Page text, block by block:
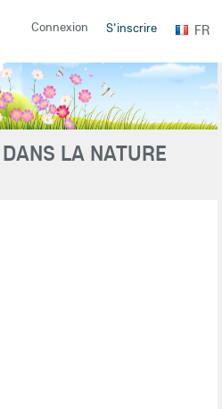
Connexion S'inscrire FR
LA NATURE